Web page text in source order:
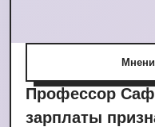
Профессор
зарплаты